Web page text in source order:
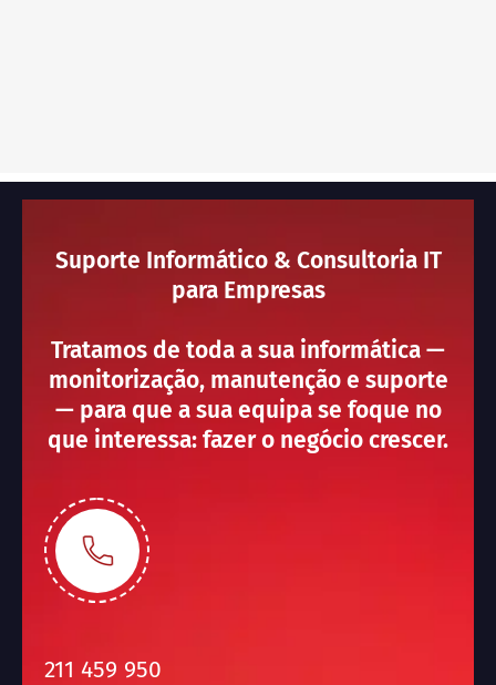
Suporte Informático & Consultoria IT
para Empresas
Tratamos de toda a sua informática —
monitorização, manutenção e suporte
— para que a sua equipa se foque no
que interessa: fazer o negócio crescer.
211 459 950